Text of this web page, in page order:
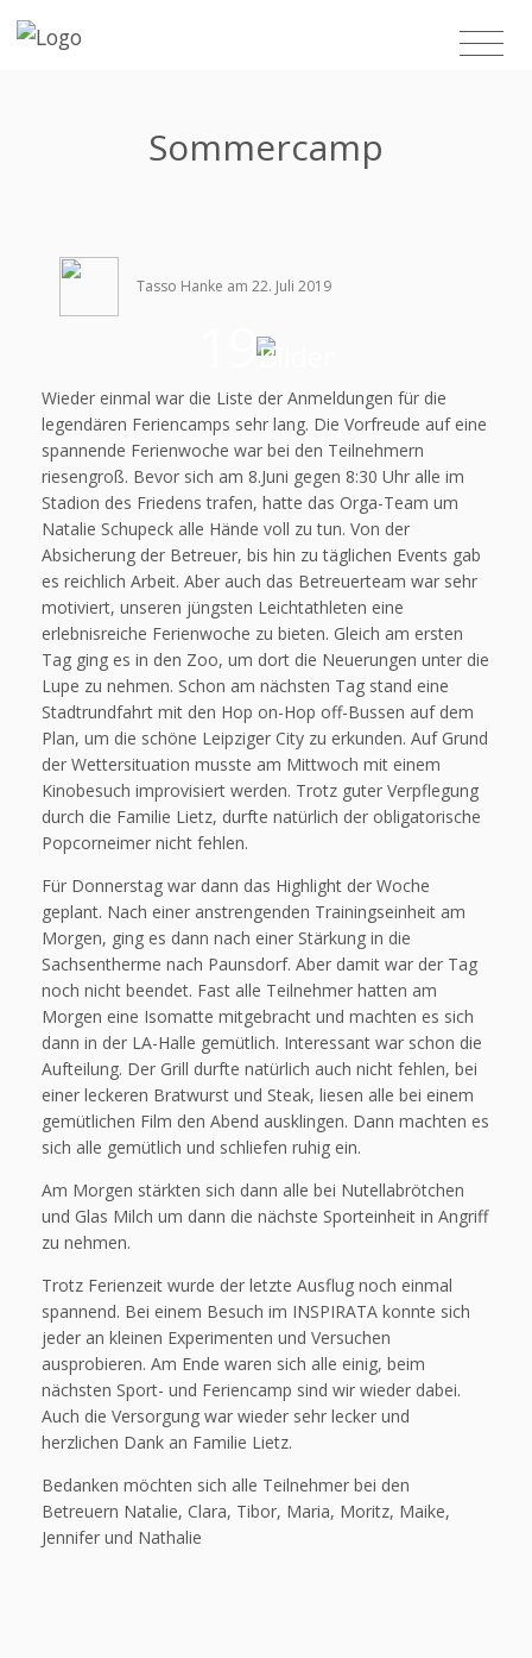
Sommercamp
Tasso Hanke am 22. Juli 2019
19Bilder
Wieder einmal war die Liste der Anmeldungen für die
legendären Feriencamps sehr lang. Die Vorfreude auf eine
spannende Ferienwoche war bei den Teilnehmern
riesengroß. Bevor sich am 8.Juni gegen 8:30 Uhr alle im
Stadion des Friedens trafen, hatte das Orga-Team um
Natalie Schupeck alle Hände voll zu tun. Von der
Absicherung der Betreuer, bis hin zu täglichen Events gab
es reichlich Arbeit. Aber auch das Betreuerteam war sehr
motiviert, unseren jüngsten Leichtathleten eine
erlebnisreiche Ferienwoche zu bieten. Gleich am ersten
Tag ging es in den Zoo, um dort die Neuerungen unter die
Lupe zu nehmen. Schon am nächsten Tag stand eine
Stadtrundfahrt mit den Hop on-Hop off-Bussen auf dem
Plan, um die schöne Leipziger City zu erkunden. Auf Grund
der Wettersituation musste am Mittwoch mit einem
Kinobesuch improvisiert werden. Trotz guter Verpflegung
durch die Familie Lietz, durfte natürlich der obligatorische
Popcorneimer nicht fehlen.
Für Donnerstag war dann das Highlight der Woche
geplant. Nach einer anstrengenden Trainingseinheit am
Morgen, ging es dann nach einer Stärkung in die
Sachsentherme nach Paunsdorf. Aber damit war der Tag
noch nicht beendet. Fast alle Teilnehmer hatten am
Morgen eine Isomatte mitgebracht und machten es sich
dann in der LA-Halle gemütlich. Interessant war schon die
Aufteilung. Der Grill durfte natürlich auch nicht fehlen, bei
einer leckeren Bratwurst und Steak, liesen alle bei einem
gemütlichen Film den Abend ausklingen. Dann machten es
sich alle gemütlich und schliefen ruhig ein.
Am Morgen stärkten sich dann alle bei Nutellabrötchen
und Glas Milch um dann die nächste Sporteinheit in Angriff
zu nehmen.
Trotz Ferienzeit wurde der letzte Ausflug noch einmal
spannend. Bei einem Besuch im INSPIRATA konnte sich
jeder an kleinen Experimenten und Versuchen
ausprobieren. Am Ende waren sich alle einig, beim
nächsten Sport- und Feriencamp sind wir wieder dabei.
Auch die Versorgung war wieder sehr lecker und
herzlichen Dank an Familie Lietz.
Bedanken möchten sich alle Teilnehmer bei den
Betreuern Natalie, Clara, Tibor, Maria, Moritz, Maike,
Jennifer und Nathalie